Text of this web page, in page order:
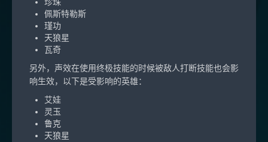
珍珠
佩斯特勒斯
瑾功
天狼星
瓦奇
另外，声效在使用终极技能的时候被敌人打断技能也会影
响生效，以下是受影响的英雄：
艾娃
灵玉
鲁克
天狼星